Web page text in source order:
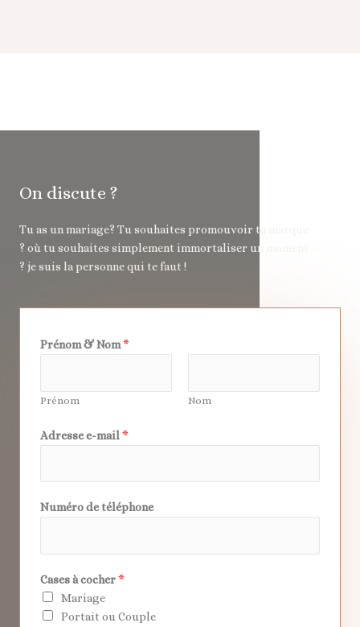
On discute ?
Tu as un mariage? Tu souhaites promouvoir ta marque
? où tu souhaites simplement immortaliser un moment
? je suis la personne qui te faut !
Prénom & Nom*
Prénom Nom
Adresse e-mail *
Numéro de téléphone
Cases à cocher*
Mariage
Portait ou Couple